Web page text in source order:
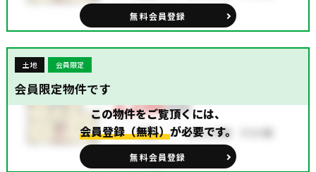
無料会員登録
土地 会員限定
会員限定物件です
この物件をご覧頂くには、
会員登録（無料）が必要です。
無料会員登録